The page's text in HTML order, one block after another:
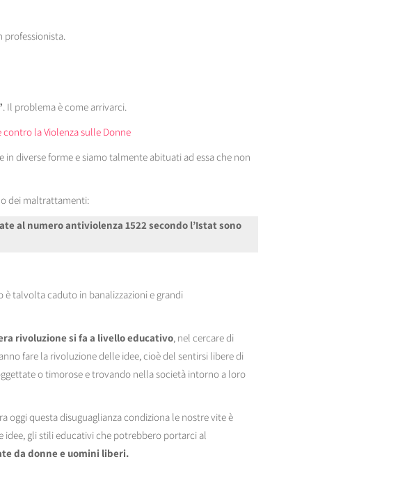
professionista.
. Il problema è come arrivarci.
la Violenza sulle Donne
diverse forme e siamo talmente abituati ad essa che non
dei maltrattamenti:
al numero antiviolenza 1522 secondo l’Istat sono
è talvolta caduto in banalizzazioni e grandi
rivoluzione si fa a livello educativo, nel cercare di
fare la rivoluzione delle idee, cioè del sentirsi libere di
o timorose e trovando nella società intorno a loro
oggi questa disuguaglianza condiziona le nostre vite è
idee, gli stili educativi che potrebbero portarci al
da donne e uomini liberi.